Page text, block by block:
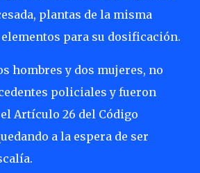
plantas de la misma
para su dosificación.
hombres y dos mujeres, no
policiales y fueron
Artículo 26 del Código
a la espera de ser